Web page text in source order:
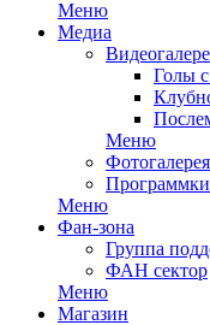
Меню
Медиа
Голы
Меню
Фотогалерея
Меню
Фан-зона
Группа
ФАН сектор
Меню
Магазин